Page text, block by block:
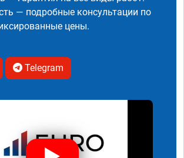
— подробные консультации по
цены.
Telegram